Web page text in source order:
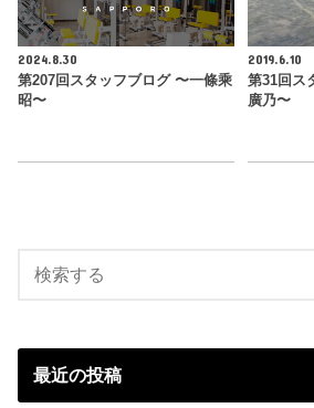
2024.8.30
第207回スタッフブログ 〜一條乘
昭〜
2019.6.10
第31回ス
廣乃〜
最近の投稿